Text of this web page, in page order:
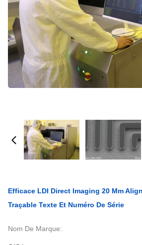
Efficace LDI Direct Imaging 20 Μm
Traçable Texte Et Numéro De Série
Nom De Marque: